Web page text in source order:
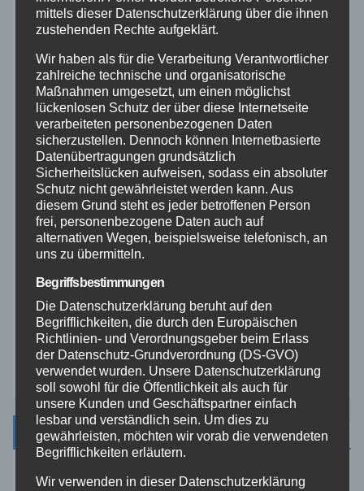
Neuwied
Polizei
Rettungsdienst
Rhein-Lahn
THW
Veranstaltungen
Westerwald
Zoll
Archiv
August 2026
mittels dieser Datenschutzerklärung über die ihnen
zustehenden Rechte aufgeklärt.
Wir haben als für die Verarbeitung Verantwortlicher
zahlreiche technische und organisatorische
Maßnahmen umgesetzt, um einen möglichst
lückenlosen Schutz der über diese Internetseite
verarbeiteten personenbezogenen Daten
sicherzustellen. Dennoch können Internetbasierte
Datenübertragungen grundsätzlich
Sicherheitslücken aufweisen, sodass ein absoluter
Schutz nicht gewährleistet werden kann. Aus
diesem Grund steht es jeder betroffenen Person
frei, personenbezogene Daten auch auf
alternativen Wegen, beispielsweise telefonisch, an
uns zu übermitteln.
Begriffsbestimmungen
Die Datenschutzerklärung beruht auf den
Begrifflichkeiten, die durch den Europäischen
Richtlinien- und Verordnungsgeber beim Erlass
der Datenschutz-Grundverordnung (DS-GVO)
verwendet wurden. Unsere Datenschutzerklärung
soll sowohl für die Öffentlichkeit als auch für
unsere Kunden und Geschäftspartner einfach
lesbar und verständlich sein. Um dies zu
gewährleisten, möchten wir vorab die verwendeten
Begrifflichkeiten erläutern.
Wir verwenden in dieser Datenschutzerklärung